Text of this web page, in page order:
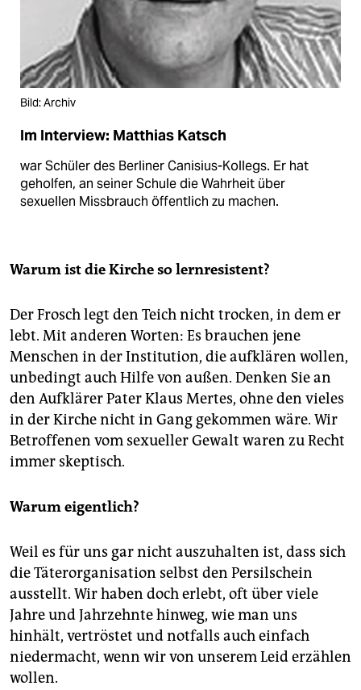
Bild: Archiv
Im Interview: Matthias Katsch
war Schüler des Berliner Canisius-Kollegs. Er hat
geholfen, an seiner Schule die Wahrheit über
sexuellen Missbrauch öffentlich zu machen.
Warum ist die Kirche so lernresistent?
Der Frosch legt den Teich nicht trocken, in dem er
lebt. Mit anderen Worten: Es brauchen jene
Menschen in der Institution, die aufklären wollen,
unbedingt auch Hilfe von außen. Denken Sie an
den Aufklärer Pater Klaus Mertes, ohne den vieles
in der Kirche nicht in Gang gekommen wäre. Wir
Betroffenen vom sexueller Gewalt waren zu Recht
immer skeptisch.
Warum eigentlich?
Weil es für uns gar nicht auszuhalten ist, dass sich
die Täterorganisation selbst den Persilschein
ausstellt. Wir haben doch erlebt, oft über viele
Jahre und Jahrzehnte hinweg, wie man uns
hinhält, vertröstet und notfalls auch einfach
niedermacht, wenn wir von unserem Leid erzählen
wollen.